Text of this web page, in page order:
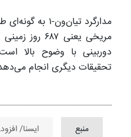
مدارگرد
مریخی یعنی
دوربینی با وضوح بالا
تحقیقات دیگری انجام
منبع ایسنا/